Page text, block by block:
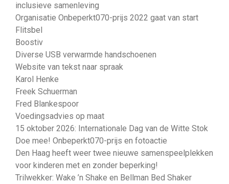
inclusieve samenleving
Organisatie Onbeperkt070-prijs 2022 gaat van start
Flitsbel
Boostiv
Diverse USB verwarmde handschoenen
Website van tekst naar spraak
Karol Henke
Freek Schuerman
Fred Blankespoor
Voedingsadvies op maat
15 oktober 2026: Internationale Dag van de Witte Stok
Doe mee! Onbeperkt070-prijs en fotoactie
Den Haag heeft weer twee nieuwe samenspeelplekken
voor kinderen met en zonder beperking!
Trilwekker: Wake ’n Shake en Bellman Bed Shaker